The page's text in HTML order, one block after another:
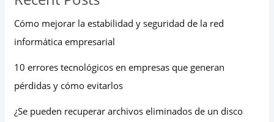
Cómo mejorar la estabilidad y seguridad de la red
informática empresarial
10 errores tecnológicos en empresas que generan
pérdidas y cómo evitarlos
¿Se pueden recuperar archivos eliminados de un disco